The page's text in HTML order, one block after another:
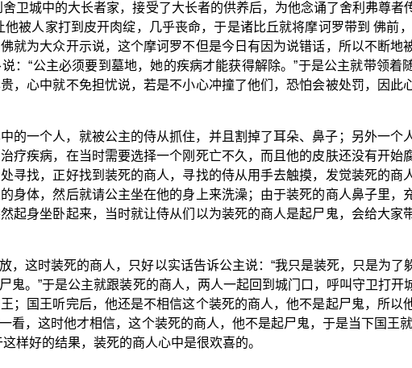
卫城中的大长者家，接受了大长者的供养后，为他念诵了舍利弗尊者
被人家打到皮开肉绽，几乎丧命，于是诸比丘就将摩诃罗带到 佛前
就为大众开示说，这个摩诃罗不但是今日有因为说错话，所以不断地
：“公主必须要到墓地，她的疾病才能获得解除。”于是公主就带领着
，心中就不免担忧说，若是不小心冲撞了他们，恐怕会被处罚，因此
的一个人，就被公主的侍从抓住，并且割掉了耳朵、鼻子；另外一个
疗疾病，在当时需要选择一个刚死亡不久，而且他的皮肤还没有开始
寻找，正好找到装死的商人，寻找的侍从用手去触摸，发觉装死的商
身体，然后就请公主坐在他的身上来洗澡；由于装死的商人鼻子里，
起身坐卧起来，当时就让侍从们以为装死的商人是起尸鬼，会给大家
，这时装死的商人，只好以实话告诉公主说：“我只是装死，只是为了
鬼。”于是公主就跟装死的商人，两人一起回到城门口，呼叫守卫打开
；国王听完后，他还是不相信这个装死的商人，他不是起尸鬼，所以
看，这时他才相信，这个装死的商人，他不是起尸鬼，于是当下国王
样好的结果，装死的商人心中是很欢喜的。